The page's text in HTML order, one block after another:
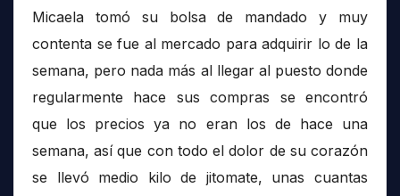
Micaela tomó su bolsa de mandado y muy
contenta se fue al mercado para adquirir lo de la
semana, pero nada más al llegar al puesto donde
regularmente hace sus compras se encontró
que los precios ya no eran los de hace una
semana, así que con todo el dolor de su corazón
se llevó medio kilo de jitomate, unas cuantas